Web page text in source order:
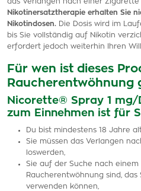
Nikotinersatztherapie erhalten Sie
Nikotindosen. Die Dosis wird im
bis Sie vollständig auf Nikotin
erfordert jedoch weiterhin Ihren
Für wen ist dieses
Raucherentwöhnung
Nicorette® Spray 1 mg/
zum Einnehmen ist für
Du bist mindestens 18 Jahre
Sie müssen das Verlangen
loswerden,
Sie auf der Suche nach einem
Raucherentwöhnung sind, das
verwenden können,